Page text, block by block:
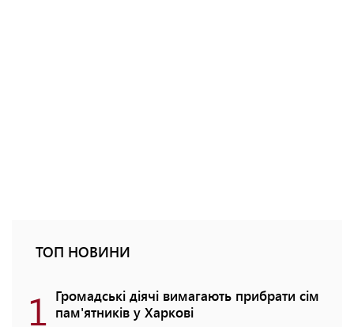
ТОП НОВИНИ
1 Громадські діячі вимагають прибрати сім
пам'ятників у Харкові